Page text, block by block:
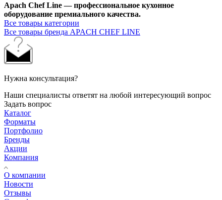
Apach Chef Line — профессиональное кухонное
оборудование премиального качества.
Все товары категории
Все товары бренда APACH CHEF LINE
Нужна консультация?
Наши специалисты ответят на любой интересующий вопрос
Задать вопрос
Каталог
Форматы
Портфолио
Бренды
Акции
Компания
О компании
Новости
Отзывы